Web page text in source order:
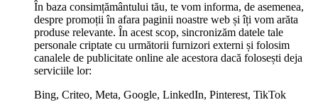
În baza consimțământului tău, te vom informa, de asemenea,
despre promoții în afara paginii noastre web și îți vom arăta
produse relevante. În acest scop, sincronizăm datele tale
personale criptate cu următorii furnizori externi și folosim
canalele de publicitate online ale acestora dacă folosești deja
serviciile lor:
Bing, Criteo, Meta, Google, LinkedIn, Pinterest, TikTok